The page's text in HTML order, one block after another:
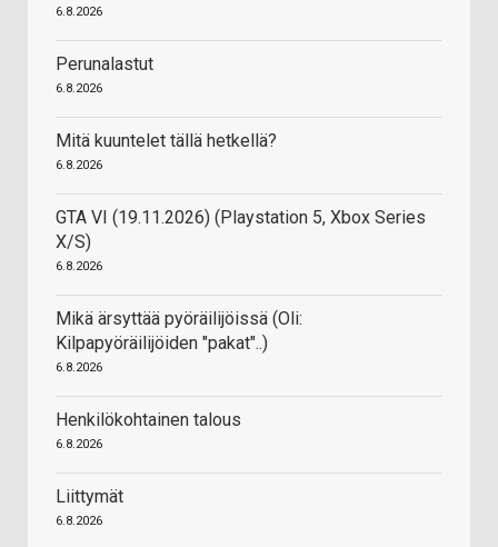
6.8.2026
Perunalastut
6.8.2026
Mitä kuuntelet tällä hetkellä?
6.8.2026
GTA VI (19.11.2026) (Playstation 5, Xbox Series
X/S)
6.8.2026
Mikä ärsyttää pyöräilijöissä (Oli:
Kilpapyöräilijöiden "pakat"..)
6.8.2026
Henkilökohtainen talous
6.8.2026
Liittymät
6.8.2026